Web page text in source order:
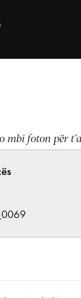
mbi foton për